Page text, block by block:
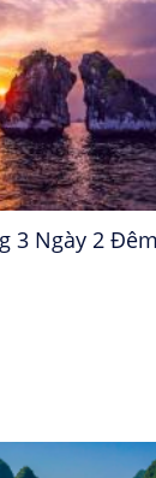
3 Ngày 2